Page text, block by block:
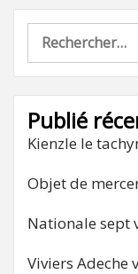
Rechercher :
Publié
Kienzle le
Objet de
Nationale sept
Viviers Adeche